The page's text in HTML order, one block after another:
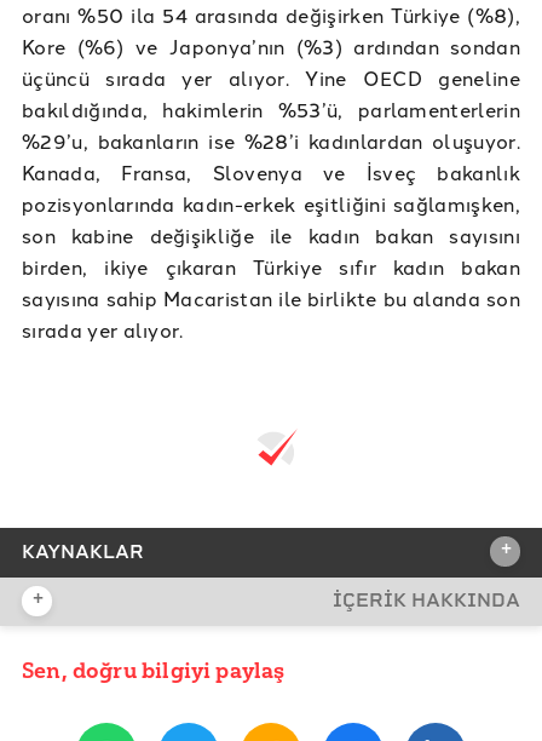
oranı %50 ila 54 arasında değişirken Türkiye (%8),
Kore (%6) ve Japonya’nın (%3) ardından sondan
üçüncü sırada yer alıyor. Yine OECD geneline
bakıldığında, hakimlerin %53’ü, parlamenterlerin
%29’u, bakanların ise %28’i kadınlardan oluşuyor.
Kanada, Fransa, Slovenya ve İsveç bakanlık
pozisyonlarında kadın-erkek eşitliğini sağlamışken,
son kabine değişikliğe ile kadın bakan sayısını
birden, ikiye çıkaran Türkiye sıfır kadın bakan
sayısına sahip Macaristan ile birlikte bu alanda son
sırada yer alıyor.
KAYNAKLAR +
REFERANSLAR
OECD Govenrment at a Glance 2017
+ İÇERİK HAKKINDA
YAYIN TARİHİ
Sen, doğru bilgiyi paylaş